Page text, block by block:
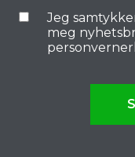
Jeg
meg